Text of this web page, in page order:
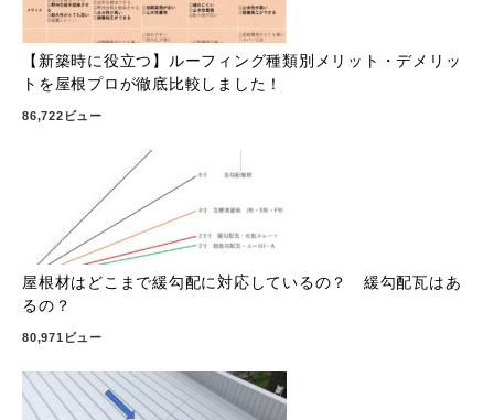
【新築時に役立つ】ルーフィング種類別メリット・デメリッ
トを屋根プロが徹底比較しました！
86,722ビュー
屋根材はどこまで緩勾配に対応しているの？ 緩勾配瓦はあ
るの？
80,971ビュー